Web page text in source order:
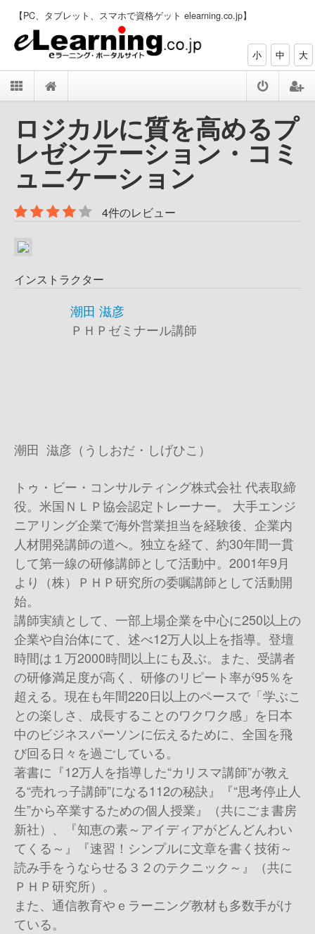
【PC、タブレット、スマホで資格ゲット elearning.co.jp】
小 中 大
ロジカルに質を高めるプ
レゼンテーション・コミ
ュニケーション
4件のレビュー
インストラクター
潮田 滋彦
ＰＨＰゼミナール講師
潮田 滋彦（うしおだ・しげひこ）
トゥ・ビー・コンサルティング株式会社 代表取締
役。米国ＮＬＰ協会認定トレーナー。 大手エンジ
ニアリング企業で海外営業担当を経験後、企業内
人材開発講師の道へ。独立を経て、約30年間一貫
して第一線の研修講師として活動中。2001年9月
より（株）ＰＨＰ研究所の委嘱講師として活動開
始。
講師実績として、一部上場企業を中心に250以上の
企業や自治体にて、述べ12万人以上を指導。登壇
時間は１万2000時間以上にも及ぶ。また、受講者
の研修満足度が高く、研修のリピート率が95％を
超える。現在も年間220日以上のペースで「学ぶこ
との楽しさ、成長することのワクワク感」を日本
中のビジネスパーソンに伝えるために、全国を飛
び回る日々を過ごしている。
著書に『12万人を指導した“カリスマ講師”が教え
る“売れっ子講師”になる112の秘訣』『“思考停止人
生”から卒業するための個人授業』（共にごま書房
新社）、『知恵の素～アイディアがどんどんわい
てくる～』『速習！シンプルに文章を書く技術～
読み手をうならせる３２のテクニック～』（共に
ＰＨＰ研究所）。
また、通信教育やｅラーニング教材も多数手がけ
ている。